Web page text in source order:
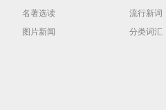
名著选读
图片新闻
流行新词
分类词汇